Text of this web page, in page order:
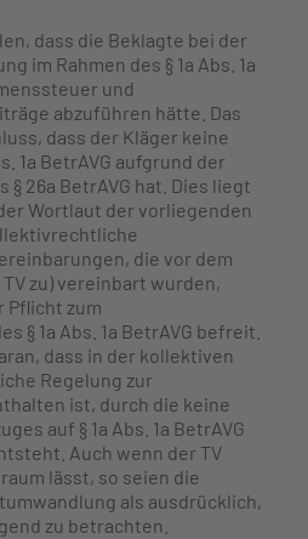
dass die Beklagte bei der
im Rahmen des § 1a Abs. 1a
und
abzuführen hätte. Das
dass der Kläger keine
1a BetrAVG aufgrund der
26a BetrAVG hat. Dies liegt
Wortlaut der vorliegenden
die vor dem
zu) vereinbart wurden,
Pflicht zum
§ 1a Abs. 1a BetrAVG befreit.
dass in der kollektiven
Regelung zur
ist, durch die keine
auf § 1a Abs. 1a BetrAVG
Auch wenn der TV
lässt, so seien die
als ausdrücklich,
zu betrachten.